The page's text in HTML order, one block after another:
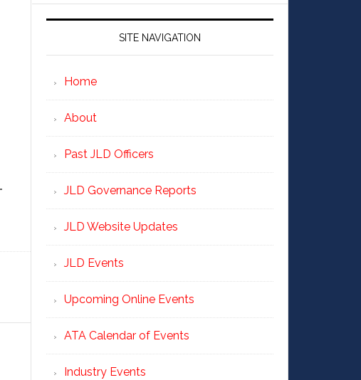
SITE NAVIGATION
Home
About
Past JLD Officers
JLD Governance Reports
JLD Website Updates
JLD Events
Upcoming Online Events
ATA Calendar of Events
Industry Events